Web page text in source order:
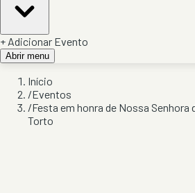
+ Adicionar Evento
Abrir menu
Início
/Eventos
/Festa em honra de Nossa Senhora
Torto